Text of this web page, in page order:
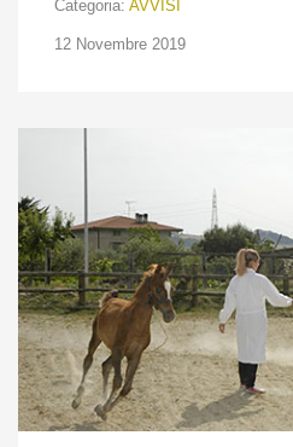
Categoria: AVVISI
12 Novembre 2019